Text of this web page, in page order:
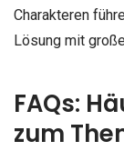
Charakteren
Lösung mit
FAQs:
zum